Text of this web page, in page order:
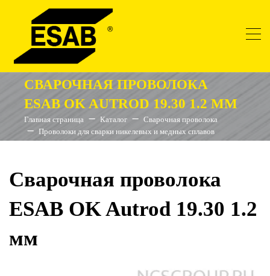
СВАРОЧНАЯ ПРОВОЛОКА
ESAB OK AUTROD 19.30 1.2 ММ
Главная страница Каталог
Сварочная проволока
Проволоки для сварки никелевых и медных сплавов
Сварочная проволока
ESAB OK Autrod 19.30 1.2
мм